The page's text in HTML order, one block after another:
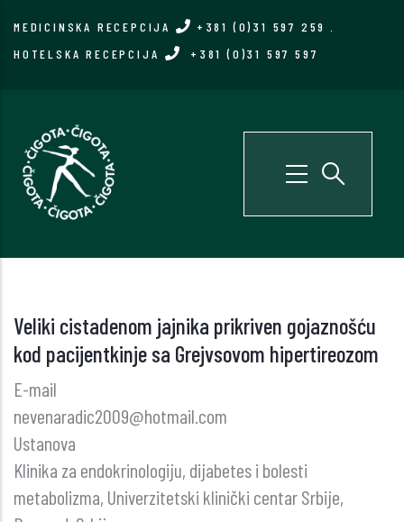
MEDICINSKA RECEPCIJA +381 (0)31 597 259
HOTELSKA RECEPCIJA
+381 (0)31 597 597
Veliki cistadenom jajnika prikriven gojaznošću
kod pacijentkinje sa Grejvsovom hipertireozom
E-mail
nevenaradic2009@hotmail.com
Ustanova
Klinika za endokrinologiju, dijabetes i bolesti
metabolizma, Univerzitetski klinički centar Srbije,